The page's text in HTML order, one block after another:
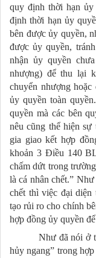
quy định thời hạn
định thời hạn ủy
bên được ủy quyền,
được ủy quyền,
nhận ủy quyền
nhượng) để thu lại
chuyển nhượng
ủy quyền toàn
quyền mà các bên
nêu cũng thể hiện sự
gia giao kết hợp
khoản 3 Điều 140
chấm dứt trong
là cá nhân chết.”
chết thì việc đại diện
tạo rủi ro cho chính
hợp đồng ủy quyền
Như đã nói ở
hủy ngang” trong